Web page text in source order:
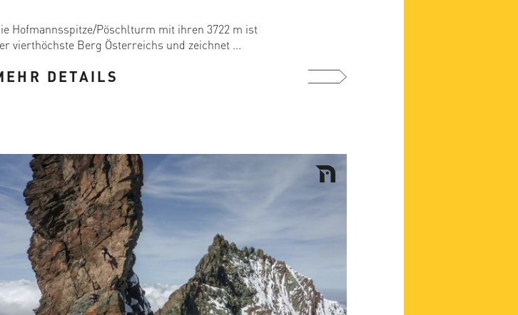
Hofmannsspitze/Pöschlturm mit ihren 3722 m ist
vierthöchste Berg Österreichs und zeichnet ...
DETAILS